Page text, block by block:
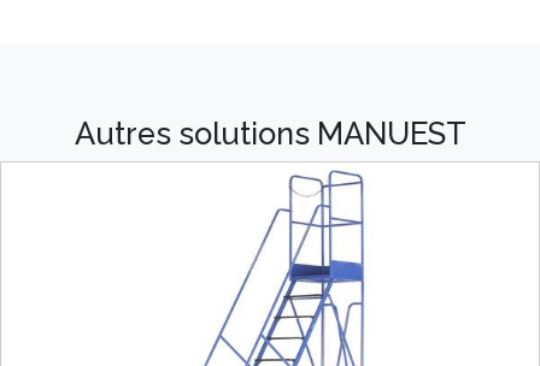
Autres solutions MANUEST